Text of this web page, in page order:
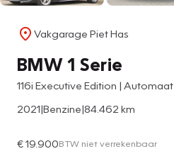
Vakgarage Piet Has
BMW 1 Serie
116i Executive Edition | Automaat
2021|Benzine|84.462 km
€ 19.900BTW niet verrekenbaar